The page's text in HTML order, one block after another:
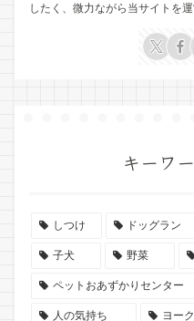
したく、微力ながら当サイトを運
キーワ
しつけ ドッグラン
子犬 野菜
ペットおあずかりセンター
人の気持ち ヨー